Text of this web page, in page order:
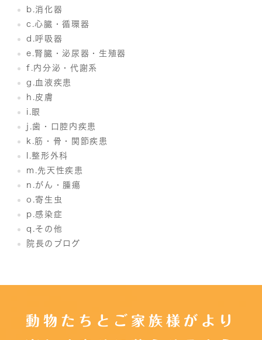
b.消化器
c.心臓・循環器
d.呼吸器
e.腎臓・泌尿器・生殖器
f.内分泌・代謝系
g.血液疾患
h.皮膚
i.眼
j.歯・口腔内疾患
k.筋・骨・関節疾患
l.整形外科
m.先天性疾患
n.がん・腫瘍
o.寄生虫
p.感染症
q.その他
院長のブログ
動物たちとご家族様がより